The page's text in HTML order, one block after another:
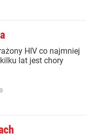
HIV co najmniej
lat jest chory